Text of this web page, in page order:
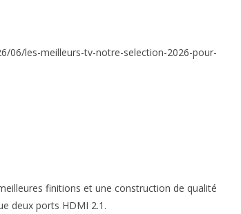
06/les-meilleurs-tv-notre-selection-2026-pour-
finitions et une construction de qualité
deux ports HDMI 2.1.